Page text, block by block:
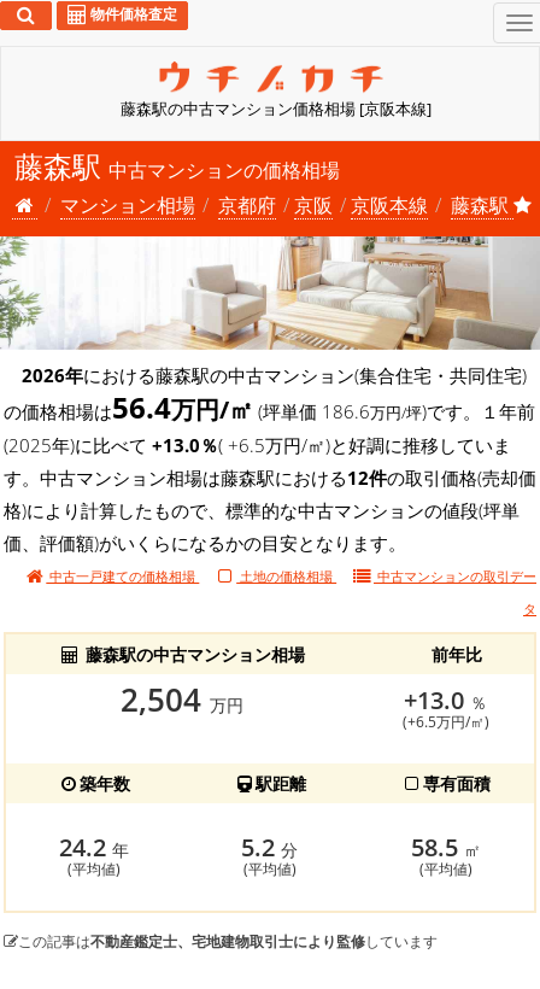
藤森駅の中古マンション価格相場 [京阪本線]
物件価格査定
藤森駅 中古マンションの価格相場
マンション相場
京都府 京阪 京阪本線 藤森駅
2026年における藤森駅の中古マンション(集合住宅・共同住宅)
の価格相場は56.4万円/㎡ (坪単価 186.6万円/坪)です。１年前
(2025年)に比べて +13.0％( +6.5万円/㎡)と好調に推移していま
す。中古マンション相場は藤森駅における12件の取引価格(売却価
格)により計算したもので、標準的な中古マンションの値段(坪単
価、評価額)がいくらになるかの目安となります。
中古一戸建ての価格相場 土地の価格相場 中古マンションの取引デー
タ
藤森駅の中古マンション相場 前年比
2,504 万円 +13.0 ％
(+6.5万円/㎡)
築年数 駅距離 専有面積
24.2 年
(平均値)
5.2分
(平均値)
58.5 ㎡
(平均値)
この記事は不動産鑑定士、宅地建物取引士により監修しています